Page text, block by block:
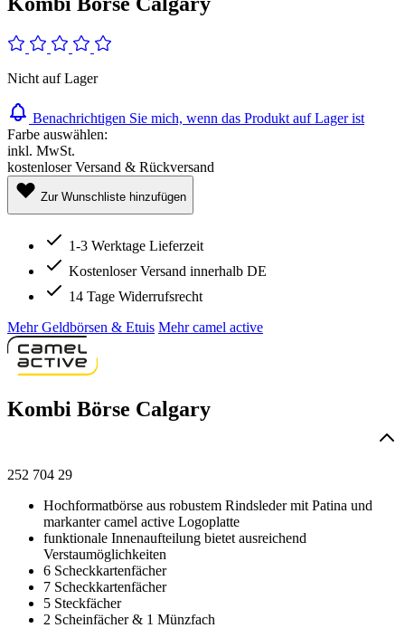
Nicht auf Lager
Benachrichtigen Sie mich, wenn das Produkt auf Lager ist
Farbe auswählen:
inkl. MwSt.
kostenloser Versand & Rückversand
Zur Wunschliste hinzufügen
1-3 Werktage Lieferzeit
Kostenloser Versand innerhalb DE
14 Tage Widerrufsrecht
Mehr Geldbörsen & Etuis Mehr camel active
Kombi Börse Calgary
252 704 29
Hochformatbörse aus robustem Rindsleder mit Patina und
markanter camel active Logoplatte
funktionale Innenaufteilung bietet ausreichend
Verstaumöglichkeiten
6 Scheckkartenfächer
7 Scheckkartenfächer
5 Steckfächer
2 Scheinfächer & 1 Münzfach